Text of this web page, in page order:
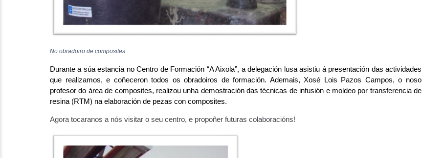
No obradoiro de composites.
Durante a súa estancia no Centro de Formación “A Aixola”, a delegación lusa asistiu á presentación das actividades
que realizamos, e coñeceron todos os obradoiros de formación. Ademais, Xosé Lois Pazos Campos, o noso
profesor do área de composites, realizou unha demostración das técnicas de infusión e moldeo por transferencia de
resina (RTM) na elaboración de pezas con composites.
Agora tocaranos a nós visitar o seu centro, e propoñer futuras colaboracións!